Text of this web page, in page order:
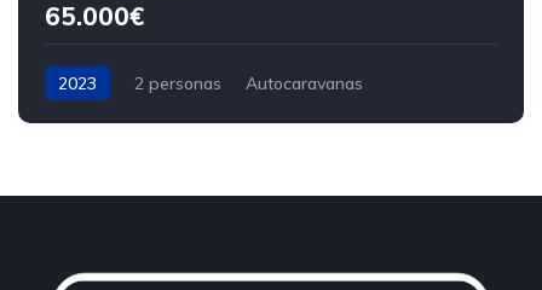
65.000€
2023 2 personas Autocaravanas